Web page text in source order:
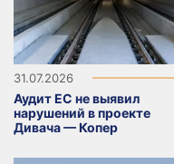
31.07.2026
Аудит ЕС не выявил
нарушений в проекте
Дивача — Копер